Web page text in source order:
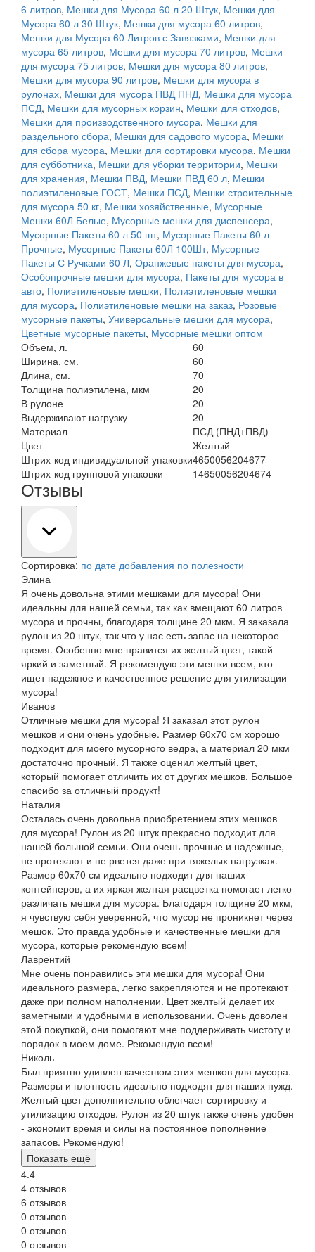
6 литров, Мешки для Мусора 60 л 20 Штук, Мешки для
Мусора 60 л 30 Штук, Мешки для мусора 60 литров,
Мешки для Мусора 60 Литров с Завязками, Мешки для
мусора 65 литров, Мешки для мусора 70 литров, Мешки
для мусора 75 литров, Мешки для мусора 80 литров,
Мешки для мусора 90 литров, Мешки для мусора в
рулонах, Мешки для мусора ПВД ПНД, Мешки для мусора
ПСД, Мешки для мусорных корзин, Мешки для отходов,
Мешки для производственного мусора, Мешки для
раздельного сбора, Мешки для садового мусора, Мешки
для сбора мусора, Мешки для сортировки мусора, Мешки
для субботника, Мешки для уборки территории, Мешки
для хранения, Мешки ПВД, Мешки ПВД 60 л, Мешки
полиэтиленовые ГОСТ, Мешки ПСД, Мешки строительные
для мусора 50 кг, Мешки хозяйственные, Мусорные
Мешки 60Л Белые, Мусорные мешки для диспенсера,
Мусорные Пакеты 60 л 50 шт, Мусорные Пакеты 60 л
Прочные, Мусорные Пакеты 60Л 100Шт, Мусорные
Пакеты С Ручками 60 Л, Оранжевые пакеты для мусора,
Особопрочные мешки для мусора, Пакеты для мусора в
авто, Полиэтиленовые мешки, Полиэтиленовые мешки
для мусора, Полиэтиленовые мешки на заказ, Розовые
мусорные пакеты, Универсальные мешки для мусора,
Цветные мусорные пакеты, Мусорные мешки оптом
Объем, л.
60
Ширина, см.
60
Длина, см.
70
Толщина полиэтилена, мкм
20
В рулоне
20
Выдерживают нагрузку
20
Материал
ПСД (ПНД+ПВД)
Цвет
Желтый
Штрих-код индивидуальной упаковки4650056204677
Штрих-код групповой упаковки
14650056204674
Отзывы
Сортировка: по дате добавления по полезности
Элина
Я очень довольна этими мешками для мусора! Они
идеальны для нашей семьи, так как вмещают 60 литров
мусора и прочны, благодаря толщине 20 мкм. Я заказала
рулон из 20 штук, так что у нас есть запас на некоторое
время. Особенно мне нравится их желтый цвет, такой
яркий и заметный. Я рекомендую эти мешки всем, кто
ищет надежное и качественное решение для утилизации
мусора!
Иванов
Отличные мешки для мусора! Я заказал этот рулон
мешков и они очень удобные. Размер 60х70 см хорошо
подходит для моего мусорного ведра, а материал 20 мкм
достаточно прочный. Я также оценил желтый цвет,
который помогает отличить их от других мешков. Большое
спасибо за отличный продукт!
Наталия
Осталась очень довольна приобретением этих мешков
для мусора! Рулон из 20 штук прекрасно подходит для
нашей большой семьи. Они очень прочные и надежные,
не протекают и не рвется даже при тяжелых нагрузках.
Размер 60х70 см идеально подходит для наших
контейнеров, а их яркая желтая расцветка помогает легко
различать мешки для мусора. Благодаря толщине 20 мкм,
я чувствую себя уверенной, что мусор не проникнет через
мешок. Это правда удобные и качественные мешки для
мусора, которые рекомендую всем!
Лаврентий
Мне очень понравились эти мешки для мусора! Они
идеального размера, легко закрепляются и не протекают
даже при полном наполнении. Цвет желтый делает их
заметными и удобными в использовании. Очень доволен
этой покупкой, они помогают мне поддерживать чистоту и
порядок в моем доме. Рекомендую всем!
Николь
Был приятно удивлен качеством этих мешков для мусора.
Размеры и плотность идеально подходят для наших нужд.
Желтый цвет дополнительно облегчает сортировку и
утилизацию отходов. Рулон из 20 штук также очень удобен
- экономит время и силы на постоянное пополнение
запасов. Рекомендую!
Показать ещё
4.4
4 отзывов
6 отзывов
0 отзывов
0 отзывов
0 отзывов